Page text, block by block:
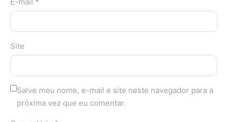
Site
Salve meu nome, e-mail e site neste navegador para a
próxima vez que eu comentar.